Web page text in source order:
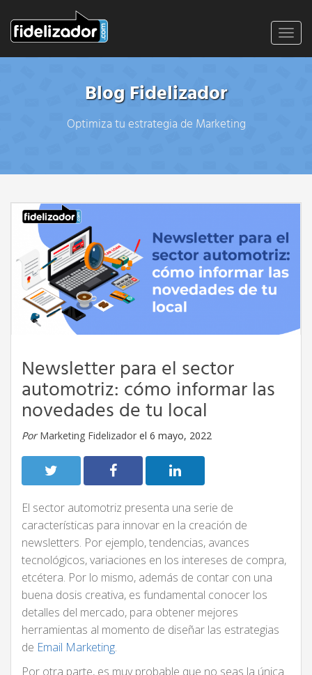
Blog Fidelizador
Optimiza tu estrategia de Marketing
Newsletter para el sector
automotriz: cómo informar las
novedades de tu local
Por Marketing Fidelizador el 6 mayo, 2022
El sector automotriz presenta una serie de
características para innovar en la creación de
newsletters. Por ejemplo, tendencias, avances
tecnológicos, variaciones en los intereses de compra,
etcétera. Por lo mismo, además de contar con una
buena dosis creativa, es fundamental conocer los
detalles del mercado, para obtener mejores
herramientas al momento de diseñar las estrategias
de Email Marketing.
Por otra parte, es muy probable que no seas la única